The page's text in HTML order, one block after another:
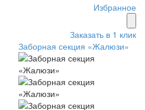
Избранное
Заказать в 1 клик
Заборная секция «Жалюзи»